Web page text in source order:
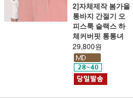
2]자체제작 봄가을
통바지 간절기 오
피스룩 슬랙스 하
체커버핏 통통녀
29,800원